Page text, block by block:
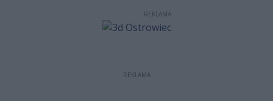
REKLAMA
REKLAMA